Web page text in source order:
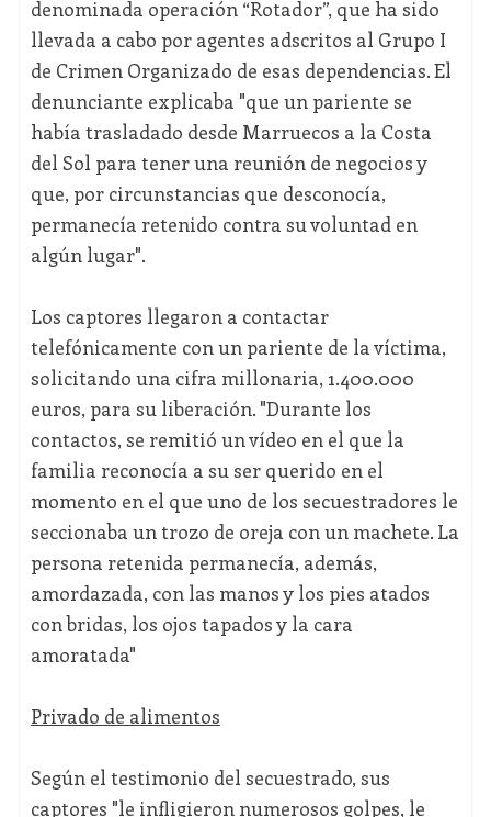
denominada operación “Rotador”, que ha sido
llevada a cabo por agentes adscritos al Grupo I
de Crimen Organizado de esas dependencias. El
denunciante explicaba "que un pariente se
había trasladado desde Marruecos a la Costa
del Sol para tener una reunión de negocios y
que, por circunstancias que desconocía,
permanecía retenido contra su voluntad en
algún lugar".
Los captores llegaron a contactar
telefónicamente con un pariente de la víctima,
solicitando una cifra millonaria, 1.400.000
euros, para su liberación. "Durante los
contactos, se remitió un vídeo en el que la
familia reconocía a su ser querido en el
momento en el que uno de los secuestradores le
seccionaba un trozo de oreja con un machete. La
persona retenida permanecía, además,
amordazada, con las manos y los pies atados
con bridas, los ojos tapados y la cara
amoratada"
Privado de alimentos
Según el testimonio del secuestrado, sus
captores "le infligieron numerosos golpes, le